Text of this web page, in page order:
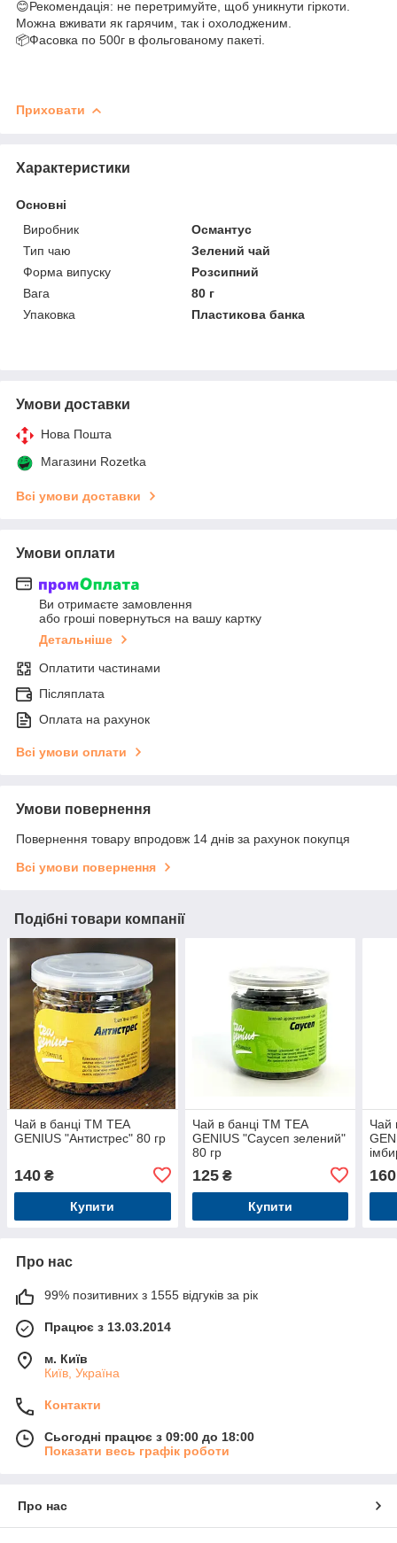
😊Рекомендація: не перетримуйте, щоб уникнути гіркоти.
Можна вживати як гарячим, так і охолодженим.
📦Фасовка по 500г в фольгованому пакеті.
Приховати
Характеристики
Основні
Виробник
Османтус
Тип чаю
Зелений чай
Форма випуску
Розсипний
Вага
80 г
Упаковка
Пластикова банка
Умови доставки
Нова Пошта
Магазини Rozetka
Всі умови доставки
Умови оплати
Ви отримаєте замовлення
або гроші повернуться на вашу картку
Детальніше
Оплатити частинами
Післяплата
Оплата на рахунок
Всі умови оплати
Умови повернення
Повернення товару впродовж 14 днів за рахунок покупця
Всі умови повернення
Подібні товари компанії
Чай в банці TM TEA
GENIUS "Антистрес" 80 гр
140 ₴
Купити
Чай в банці TM TEA
GENIUS "Саусеп зелений"
80 гр
125₴
Купити
Чай
160
Про нас
99% позитивних з 1555 відгуків за рік
Працює з 13.03.2014
м. Київ
Київ, Україна
Контакти
Сьогодні працює з 09:00 до 18:00
Показати весь графік роботи
Про нас